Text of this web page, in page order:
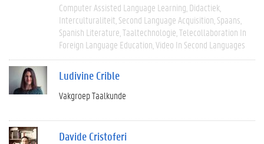
Computer Assisted Language Learning Didactiek
Interculturaliteit Second Language Acquisition Spaans
Spanish Literature Taaltechnologie Telecollaboration In
Foreign Language Education Video In Second Languages
Ludivine Crible
Vakgroep Taalkunde
Davide Cristoferi